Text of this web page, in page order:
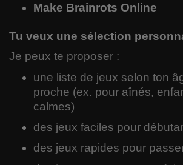
Make Brainrots Online
Tu veux une sélection
Je peux te proposer :
une liste de jeux selon ton
proche (ex. pour aînés,
calmes)
des jeux faciles pour
des jeux rapides pour